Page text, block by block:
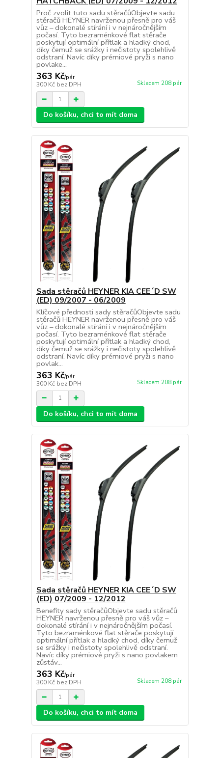
Proč zvolit tuto sadu stěračůObjevte sadu
stěračů HEYNER navrženou přesně pro váš
vůz – dokonalé stírání i v nejnáročnějším
počasí. Tyto bezraménkové flat stěrače
poskytují optimální přítlak a hladký chod,
díky čemuž se srážky i nečistoty spolehlivě
odstraní. Navíc díky prémiové pryži s nano
povlake...
363 Kč/pár
300 Kč bez DPH Skladem 208 pár
Do košíku, chci to mít doma
Sada stěračů HEYNER KIA CEE´D SW
(ED) 09/2007 - 06/2009
Klíčové přednosti sady stěračůObjevte sadu
stěračů HEYNER navrženou přesně pro váš
vůz – dokonalé stírání i v nejnáročnějším
počasí. Tyto bezraménkové flat stěrače
poskytují optimální přítlak a hladký chod,
díky čemuž se srážky i nečistoty spolehlivě
odstraní. Navíc díky prémiové pryži s nano
povlak...
363 Kč/pár
300 Kč bez DPH Skladem 208 pár
Do košíku, chci to mít doma
Sada stěračů HEYNER KIA CEE´D SW
(ED) 07/2009 - 12/2012
Benefity sady stěračůObjevte sadu stěračů
HEYNER navrženou přesně pro váš vůz –
dokonalé stírání i v nejnáročnějším počasí.
Tyto bezraménkové flat stěrače poskytují
optimální přítlak a hladký chod, díky čemuž
se srážky i nečistoty spolehlivě odstraní.
Navíc díky prémiové pryži s nano povlakem
zůstáv...
363 Kč/pár
300 Kč bez DPH Skladem 208 pár
Do košíku, chci to mít doma